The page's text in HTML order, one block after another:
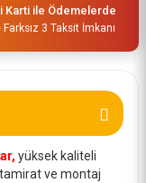
Karti ile Ödemelerde
3 Taksit İmkanı
yüksek kaliteli
ve montaj